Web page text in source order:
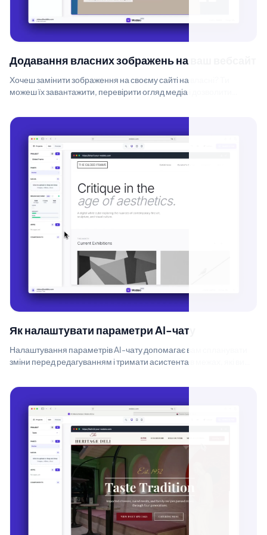
Додавання власних зображень на ваш вебсайт
Хочеш замінити зображення на своєму сайті на власні? Ти
можеш їх завантажити, перевірити огляд медіа і дозволити
Як налаштувати параметри AI-чату
Налаштування параметрів AI-чату допомагає вам спланувати
зміни перед редагуванням і тримати асистента в межах, які ви